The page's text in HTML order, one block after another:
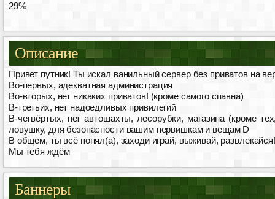
29%
Описание
Привет путник! Ты искал ванильный сервер без приватов на
Во-первых, адекватная администрация
Во-вторых, нет никаких приватов! (кроме самого спавна)
В-третьих, нет надоедливых привилегий
В-четвёртых, нет автошахты, лесорубки, магазина (кроме
ловушку, для безопасности вашим нервишкам и вещам D
В общем, ты всё понял(а), заходи играй, выживай, развлекайся!
Мы тебя ждём
Баннеры